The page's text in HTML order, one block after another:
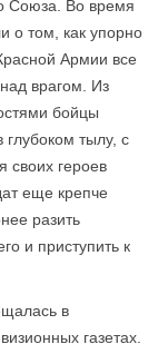
Союза. Во время
о том, как упорно
Армии все
врагом. Из
бойцы
глубоком тылу, с
своих героев
еще крепче
разить
и приступить к
в
газетах.